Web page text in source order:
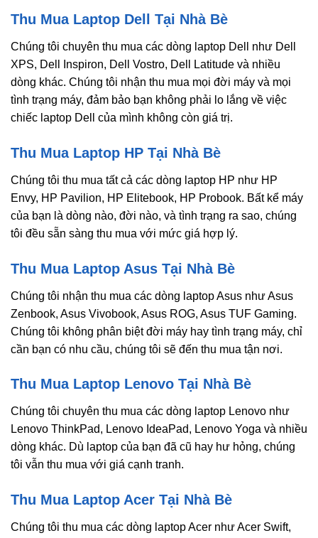
Thu Mua Laptop Dell Tại Nhà Bè
Chúng tôi chuyên thu mua các dòng laptop Dell như Dell
XPS, Dell Inspiron, Dell Vostro, Dell Latitude và nhiều
dòng khác. Chúng tôi nhận thu mua mọi đời máy và mọi
tình trạng máy, đảm bảo bạn không phải lo lắng về việc
chiếc laptop Dell của mình không còn giá trị.
Thu Mua Laptop HP Tại Nhà Bè
Chúng tôi thu mua tất cả các dòng laptop HP như HP
Envy, HP Pavilion, HP Elitebook, HP Probook. Bất kể máy
của bạn là dòng nào, đời nào, và tình trạng ra sao, chúng
tôi đều sẵn sàng thu mua với mức giá hợp lý.
Thu Mua Laptop Asus Tại Nhà Bè
Chúng tôi nhận thu mua các dòng laptop Asus như Asus
Zenbook, Asus Vivobook, Asus ROG, Asus TUF Gaming.
Chúng tôi không phân biệt đời máy hay tình trạng máy, chỉ
cần bạn có nhu cầu, chúng tôi sẽ đến thu mua tận nơi.
Thu Mua Laptop Lenovo Tại Nhà Bè
Chúng tôi chuyên thu mua các dòng laptop Lenovo như
Lenovo ThinkPad, Lenovo IdeaPad, Lenovo Yoga và nhiều
dòng khác. Dù laptop của bạn đã cũ hay hư hỏng, chúng
tôi vẫn thu mua với giá cạnh tranh.
Thu Mua Laptop Acer Tại Nhà Bè
Chúng tôi thu mua các dòng laptop Acer như Acer Swift,